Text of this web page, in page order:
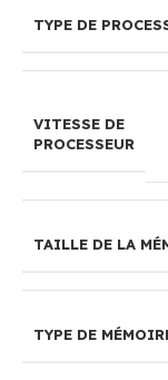
TYPE DE
VITESSE DE
PROCESSEUR
TAILLE DE LA
TYPE DE